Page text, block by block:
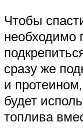
Чтобы
необходимо
сразу же
и
будет
топлива